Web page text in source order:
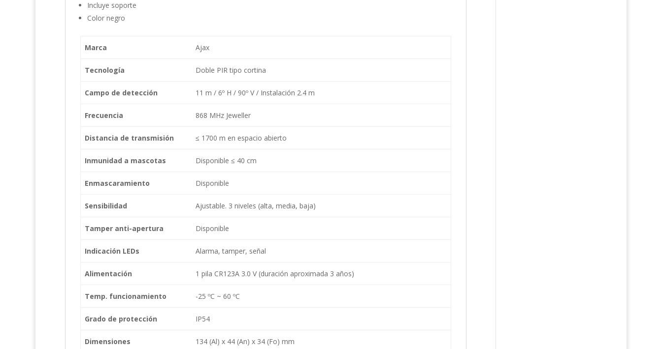
Incluye soporte
Color negro
Marca Ajax
Tecnología Doble PIR tipo cortina
Campo de detección 11 m / 6º H / 90º V / Instalación 2.4 m
Frecuencia 868 MHz Jeweller
Distancia de transmisión ≤ 1700 m en espacio abierto
Inmunidad a mascotas Disponible ≤ 40 cm
Enmascaramiento Disponible
Sensibilidad Ajustable. 3 niveles (alta, media, baja)
Tamper anti-apertura Disponible
Indicación LEDs Alarma, tamper, señal
Alimentación 1 pila CR123A 3.0 V (duración aproximada 3 años)
Temp. funcionamiento -25 ºC ~ 60 ºC
Grado de protección IP54
Dimensiones 134 (Al) x 44 (An) x 34 (Fo) mm